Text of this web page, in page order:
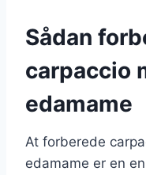
Sådan
carpaccio
edamame
At forberede
edamame er en